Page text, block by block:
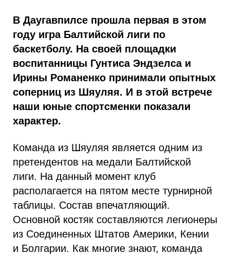
В Даугавпилсе прошла первая в этом
году игра Балтийской лиги по
баскетболу. На своей площадки
воспитанницы Гунтиса Эндзелса и
Ирины Романенко принимали опытных
соперниц из Шяуляя. И в этой встрече
наши юные спортсменки показали
характер.
Команда из Шяуляя является одним из
претендентов на медали Балтийской
лиги. На данный момент клуб
располагается на пятом месте турнирной
таблицы. Состав впечатляющий.
Основной костяк составляются легионеры
из Соединенных Штатов Америки, Кении
и Болгарии. Как многие знают, команда